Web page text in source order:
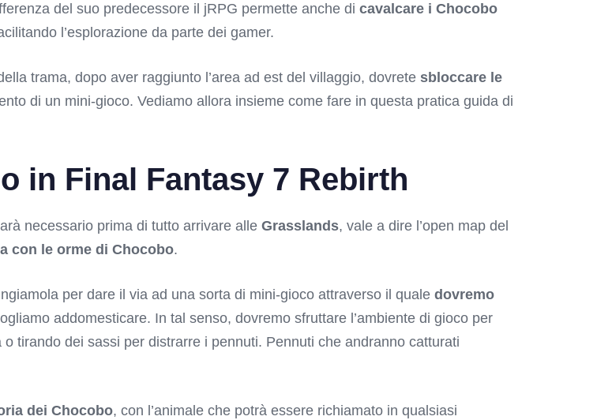
del suo predecessore il jRPG permette anche di cavalcare i Chocobo
l’esplorazione da parte dei gamer.
trama, dopo aver raggiunto l’area ad est del villaggio, dovrete sbloccare le
di un mini-gioco. Vediamo allora insieme come fare in questa pratica guida di
in Final Fantasy 7 Rebirth
necessario prima di tutto arrivare alle Grasslands, vale a dire l’open map del
con le orme di Chocobo.
per dare il via ad una sorta di mini-gioco attraverso il quale dovremo
addomesticare. In tal senso, dovremo sfruttare l’ambiente di gioco per
tirando dei sassi per distrarre i pennuti. Pennuti che andranno catturati
dei Chocobo, con l’animale che potrà essere richiamato in qualsiasi